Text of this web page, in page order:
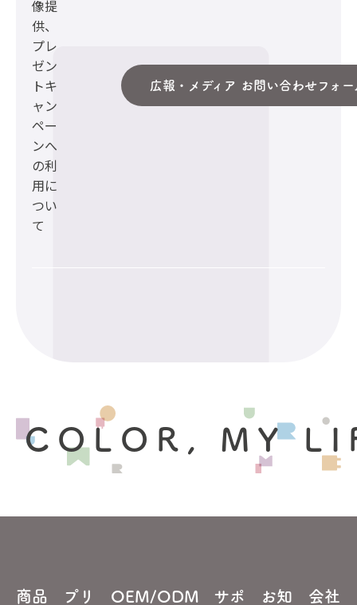
像提
供、
プレ
ゼン
トキ
ャン
ペー
ンへ
の利
用に
つい
て
広報・メディア お問い合わせフォー
COLOR, MY
商品
プリ
OEM/ODM
サポ
お知
会社